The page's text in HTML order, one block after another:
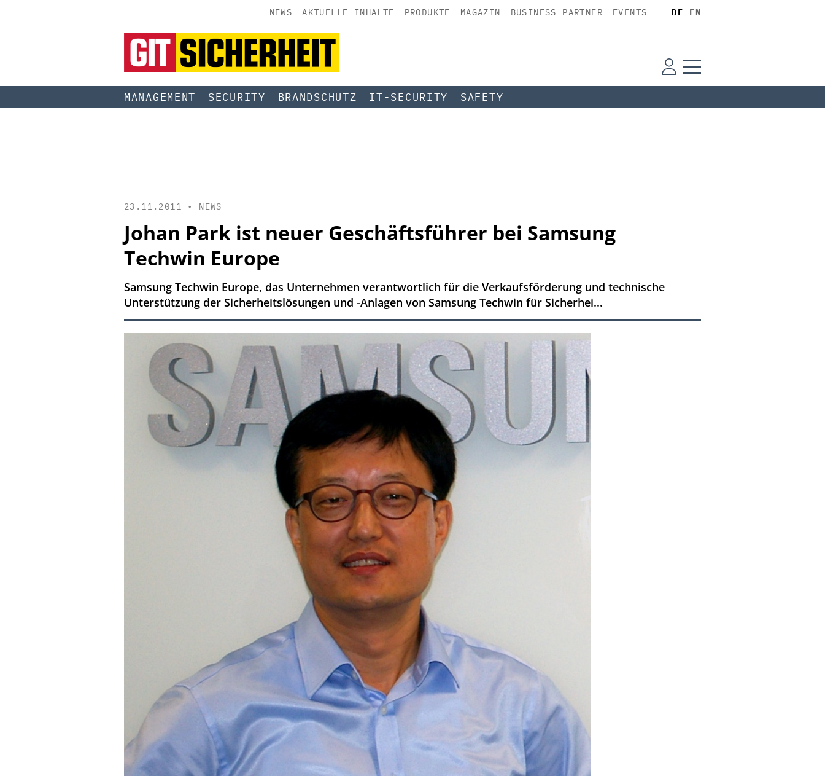
NEWS AKTUELLE INHALTE PRODUKTE MAGAZIN BUSINESS PARTNER EVENTS DE EN
MANAGEMENT SECURITY BRANDSCHUTZ IT-SECURITY SAFETY
23.11.2011 • NEWS
Johan Park ist neuer Geschäftsführer bei Samsung
Techwin Europe
Samsung Techwin Europe, das Unternehmen verantwortlich für die Verkaufsförderung und technische
Unterstützung der Sicherheitslösungen und -Anlagen von Samsung Techwin für Sicherhei...